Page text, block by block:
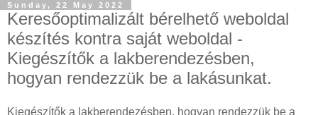
Sunday, 22 May 2022
Keresőoptimalizált bérelhető weboldal
készítés kontra saját weboldal -
Kiegészítők a lakberendezésben,
hogyan rendezzük be a lakásunkat.
Kiegészítők a lakberendezésben, hogyan rendezzük be a